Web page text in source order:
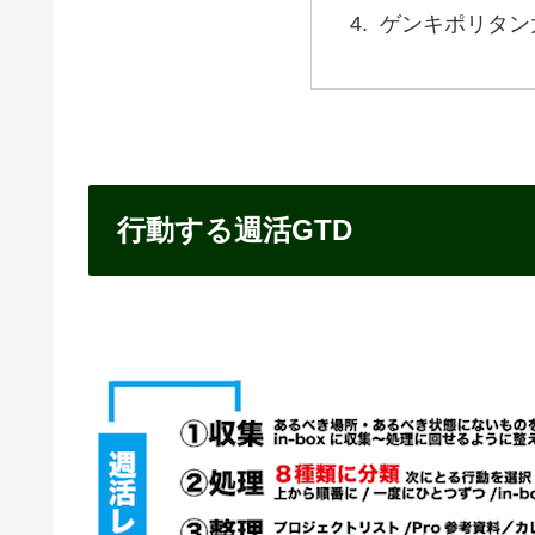
ゲンキポリタン
行動する週活GTD